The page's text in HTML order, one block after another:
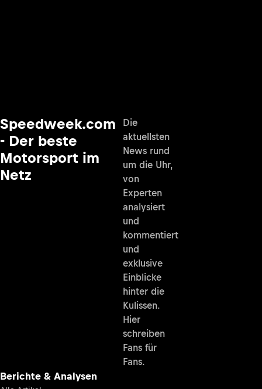
Speedweek.com
- Der beste
Motorsport im
Netz
Die
aktuellsten
News rund
um die Uhr,
von
Experten
analysiert
und
kommentiert
und
exklusive
Einblicke
hinter die
Kulissen.
Hier
schreiben
Fans für
Fans.
Berichte & Analysen